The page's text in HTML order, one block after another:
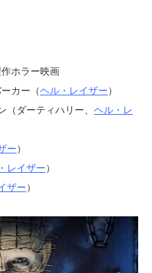
ホラー映画
カー（ヘル・レイザー）
ダーティハリー、 ヘル・レ
ー）
レイザー）
ザー）